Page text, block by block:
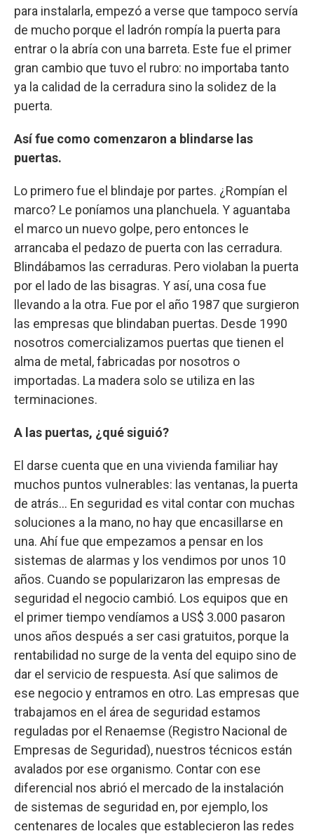
para instalarla, empezó a verse que tampoco servía
de mucho porque el ladrón rompía la puerta para
entrar o la abría con una barreta. Este fue el primer
gran cambio que tuvo el rubro: no importaba tanto
ya la calidad de la cerradura sino la solidez de la
puerta.
Así fue como comenzaron a blindarse las
puertas.
Lo primero fue el blindaje por partes. ¿Rompían el
marco? Le poníamos una planchuela. Y aguantaba
el marco un nuevo golpe, pero entonces le
arrancaba el pedazo de puerta con las cerradura.
Blindábamos las cerraduras. Pero violaban la puerta
por el lado de las bisagras. Y así, una cosa fue
llevando a la otra. Fue por el año 1987 que surgieron
las empresas que blindaban puertas. Desde 1990
nosotros comercializamos puertas que tienen el
alma de metal, fabricadas por nosotros o
importadas. La madera solo se utiliza en las
terminaciones.
A las puertas, ¿qué siguió?
El darse cuenta que en una vivienda familiar hay
muchos puntos vulnerables: las ventanas, la puerta
de atrás... En seguridad es vital contar con muchas
soluciones a la mano, no hay que encasillarse en
una. Ahí fue que empezamos a pensar en los
sistemas de alarmas y los vendimos por unos 10
años. Cuando se popularizaron las empresas de
seguridad el negocio cambió. Los equipos que en
el primer tiempo vendíamos a US$ 3.000 pasaron
unos años después a ser casi gratuitos, porque la
rentabilidad no surge de la venta del equipo sino de
dar el servicio de respuesta. Así que salimos de
ese negocio y entramos en otro. Las empresas que
trabajamos en el área de seguridad estamos
reguladas por el Renaemse (Registro Nacional de
Empresas de Seguridad), nuestros técnicos están
avalados por ese organismo. Contar con ese
diferencial nos abrió el mercado de la instalación
de sistemas de seguridad en, por ejemplo, los
centenares de locales que establecieron las redes